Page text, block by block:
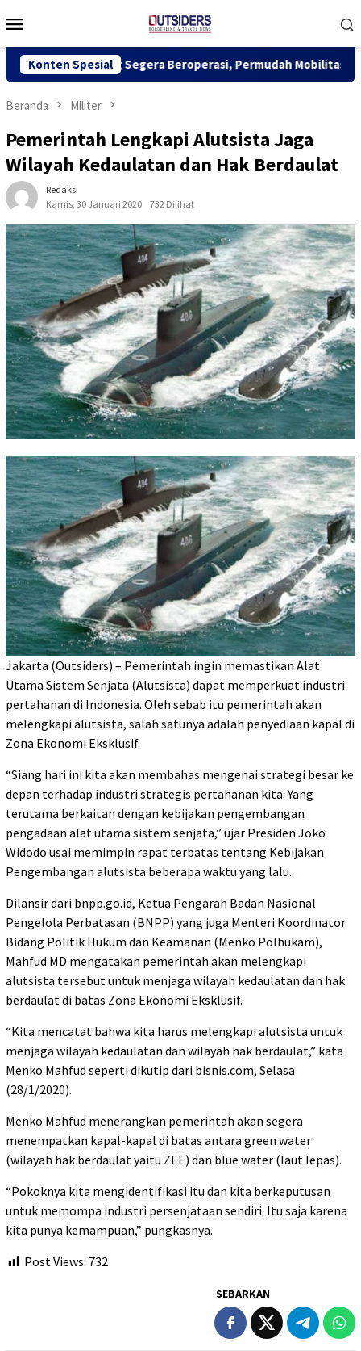
ke
Mobile
Konten Spesial
Segera Beroperasi, Permudah Mobilitas dan Dongkrak
Beranda Militer
Pemerintah Lengkapi Alutsista Jaga
Wilayah Kedaulatan dan Hak Berdaulat
Redaksi
Kamis, 30 Januari 2020
732 Dilihat
Jakarta (Outsiders) – Pemerintah ingin memastikan Alat
Utama Sistem Senjata (Alutsista) dapat memperkuat industri
pertahanan di Indonesia. Oleh sebab itu pemerintah akan
melengkapi alutsista, salah satunya adalah penyediaan kapal di
Zona Ekonomi Eksklusif.
“Siang hari ini kita akan membahas mengenai strategi besar ke
depan terhadap industri strategis pertahanan kita. Yang
terutama berkaitan dengan kebijakan pengembangan
pengadaan alat utama sistem senjata,” ujar Presiden Joko
Widodo usai memimpin rapat terbatas tentang Kebijakan
Pengembangan alutsista beberapa waktu yang lalu.
Dilansir dari bnpp.go.id, Ketua Pengarah Badan Nasional
Pengelola Perbatasan (BNPP) yang juga Menteri Koordinator
Bidang Politik Hukum dan Keamanan (Menko Polhukam),
Mahfud MD mengatakan pemerintah akan melengkapi
alutsista tersebut untuk menjaga wilayah kedaulatan dan hak
berdaulat di batas Zona Ekonomi Eksklusif.
“Kita mencatat bahwa kita harus melengkapi alutsista untuk
menjaga wilayah kedaulatan dan wilayah hak berdaulat,” kata
Menko Mahfud seperti dikutip dari bisnis.com, Selasa
(28/1/2020).
Menko Mahfud menerangkan pemerintah akan segera
menempatkan kapal-kapal di batas antara green water
(wilayah hak berdaulat yaitu ZEE) dan blue water (laut lepas).
“Pokoknya kita mengidentifikasi itu dan kita berkeputusan
untuk memompa industri persenjataan sendiri. Itu saja karena
kita punya kemampuan,” pungkasnya.
Post Views: 732
SEBARKAN